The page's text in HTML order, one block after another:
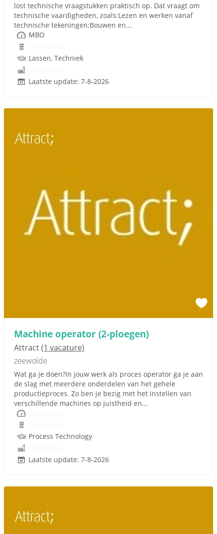
lost technische vraagstukken praktisch op. Dat vraagt om
technische vaardigheden, zoals:Lezen en werken vanaf
technische tekeningen;Bouwen en...
MBO
Lassen, Techniek
Laatste update: 7-8-2026
Machine operator (2-ploegen)
Attract(1 vacature)
zeewolde
Wat ga je doen?In jouw werk als proces operator ga je aan
de slag met meerdere onderdelen van het gehele
productieproces. Zo ben je bezig met het instellen van
verschillende machines op juistheid en...
Process Technology
Laatste update: 7-8-2026